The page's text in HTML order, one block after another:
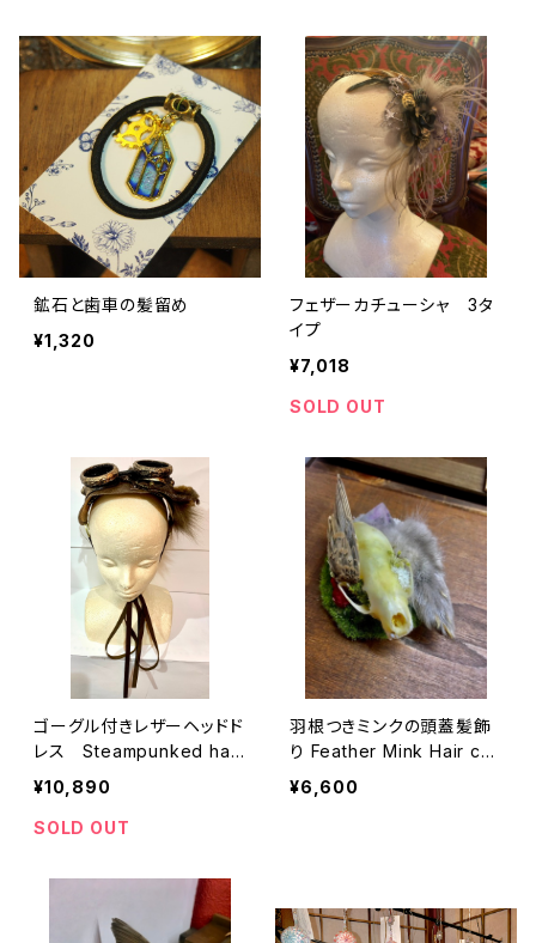
鉱石と歯車の髪留め
¥1,320
フェザーカチューシャ 3タ
イプ
¥7,018
SOLD OUT
ゴーグル付きレザーヘッドド
レス Steampunked hair
accessory
¥10,890
SOLD OUT
羽根つきミンクの頭蓋髪飾
り Feather Mink Hair cha
rm
¥6,600